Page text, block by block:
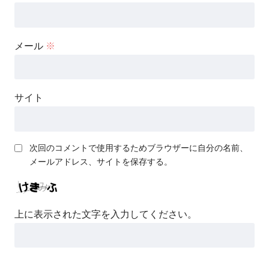
メール ※
サイト
次回のコメントで使用するためブラウザーに自分の名前、
メールアドレス、サイトを保存する。
上に表示された文字を入力してください。